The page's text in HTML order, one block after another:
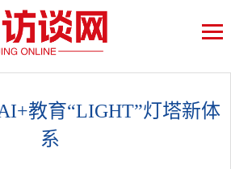
教育“LIGHT”灯塔新体
系